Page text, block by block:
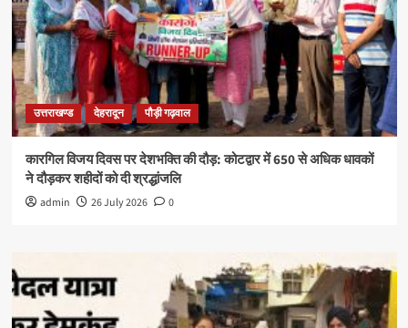
उत्तराखण्ड देहरादून पौड़ी गढ़वाल
कारगिल विजय दिवस पर देशभक्ति की दौड़: कोटद्वार में 650 से अधिक धावकों
ने दौड़कर शहीदों को दी श्रद्धांजलि
admin 26 July 2026 0